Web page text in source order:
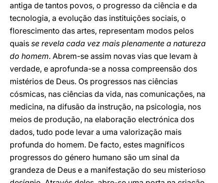
antiga de tantos povos, o progresso da ciência e da
tecnologia, a evolução das instituições sociais, o
florescimento das artes, representam modos pelos
quais se revela cada vez mais plenamente a natureza
do homem. Abrem-se assim novas vias que levam à
verdade, e aprofunda-se a nossa compreensão dos
mistérios de Deus. Os progressos nas ciências
cósmicas, nas ciências da vida, nas comunicações, na
medicina, na difusão da instrução, na psicologia, nos
meios de produção, na elaboração electrónica dos
dados, tudo pode levar a uma valorização mais
profunda do homem. De facto, estes magníficos
progressos do género humano são um sinal da
grandeza de Deus e a manifestação do seu misterioso